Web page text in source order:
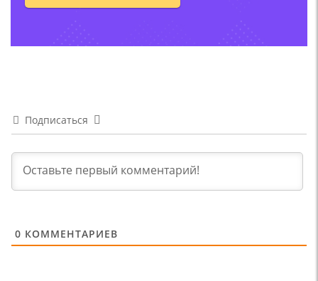
Подписаться
0 КОММЕНТАРИЕВ